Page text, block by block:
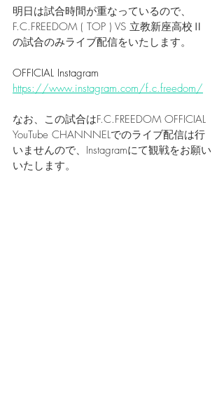
明日は試合時間が重なっているので、
F.C.FREEDOM ( TOP ) VS 立教新座高校Ⅱ
の試合のみライブ配信をいたします。
OFFICIAL Instagram
https://www.instagram.com/f.c.freedom/
なお、この試合はF.C.FREEDOM OFFICIAL
YouTube CHANNNELでのライブ配信は行
いませんので、Instagramにて観戦をお願い
いたします。